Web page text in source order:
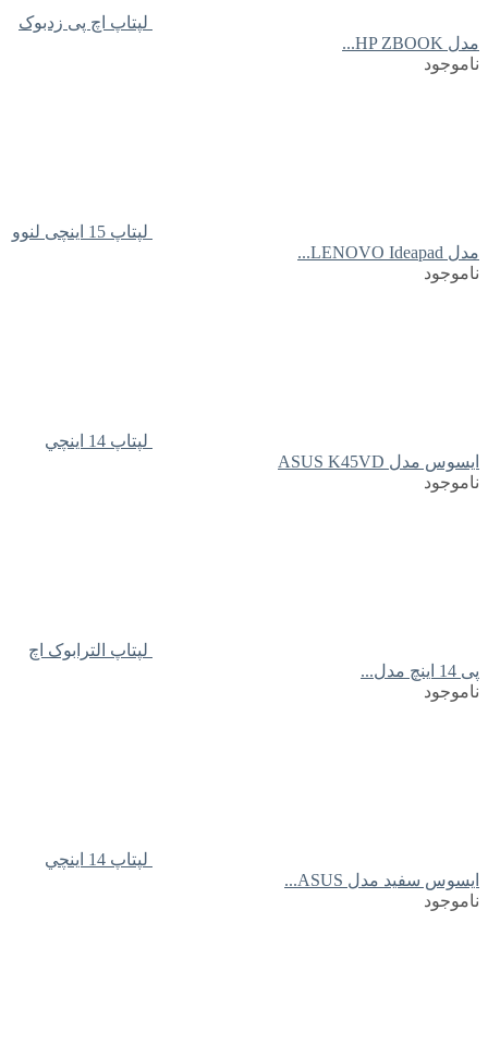
لپتاپ اچ پی زدبوک
مدل HP ZBOOK...
ناموجود
لپتاپ 15 اینچی لنوو
مدل LENOVO Ideapad...
ناموجود
لپتاپ 14 اينچي
ايسوس مدل ASUS K45VD
ناموجود
لپتاپ الترابوک اچ
پی 14 اینچ مدل...
ناموجود
لپتاپ 14 اينچي
ايسوس سفید مدل ASUS...
ناموجود